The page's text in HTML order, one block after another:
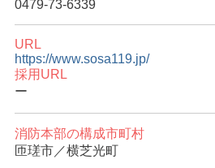
0479-73-6339
URL
https://www.sosa119.jp/
採用URL
ー
消防本部の構成市町村
匝瑳市／横芝光町